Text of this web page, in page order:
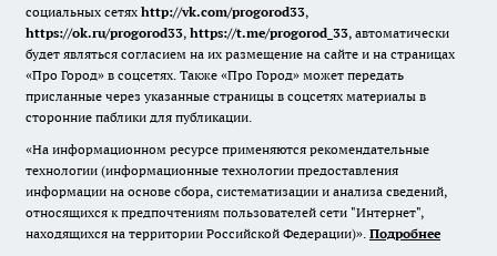
социальных сетях http://vk.com/progorod33,
https://ok.ru/progorod33, https://t.me/progorod_33, автоматически
будет являться согласием на их размещение на сайте и на страницах
«Про Город» в соцсетях. Также «Про Город» может передать
присланные через указанные страницы в соцсетях материалы в
сторонние паблики для публикации.
«На информационном ресурсе применяются рекомендательные
технологии (информационные технологии предоставления
информации на основе сбора, систематизации и анализа сведений,
относящихся к предпочтениям пользователей сети "Интернет",
находящихся на территории Российской Федерации)». Подробнее